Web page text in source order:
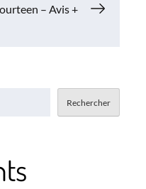
– Avis +
Rechercher